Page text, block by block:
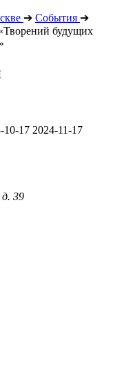
➔ События ➔
будущих
10-17 2024-11-17
39